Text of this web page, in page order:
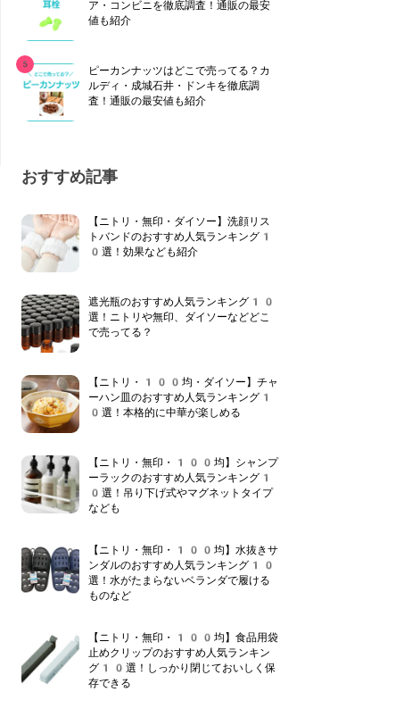
ア・コンビニを徹底調査！通販の最安
値も紹介
ピーカンナッツはどこで売ってる？カ
ルディ・成城石井・ドンキを徹底調
査！通販の最安値も紹介
おすすめ記事
【ニトリ・無印・ダイソー】洗顔リス
トバンドのおすすめ人気ランキング1
0選！効果なども紹介
遮光瓶のおすすめ人気ランキング10
選！ニトリや無印、ダイソーなどどこ
で売ってる？
【ニトリ・100均・ダイソー】チャ
ーハン皿のおすすめ人気ランキング1
0選！本格的に中華が楽しめる
【ニトリ・無印・100均】シャンプ
ーラックのおすすめ人気ランキング1
0選！吊り下げ式やマグネットタイプ
なども
【ニトリ・無印・100均】水抜きサ
ンダルのおすすめ人気ランキング10
選！水がたまらないベランダで履ける
ものなど
【ニトリ・無印・100均】食品用袋
止めクリップのおすすめ人気ランキン
グ10選！しっかり閉じておいしく保
存できる